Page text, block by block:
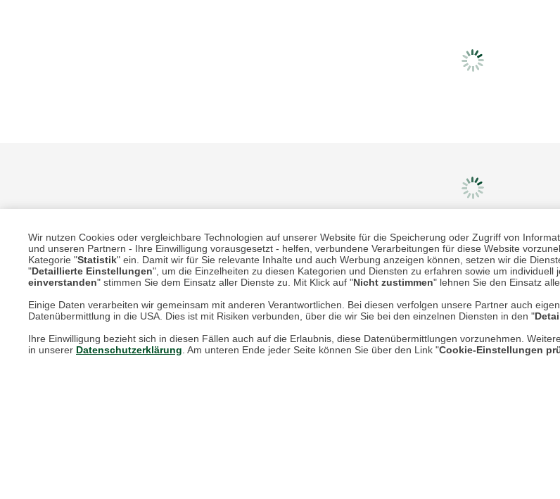
Wir nutzen Cookies oder vergleichbare Technologien auf unserer Website für die Speicherung oder Zugriff von
und unseren Partnern - Ihre Einwilligung vorausgesetzt - helfen, verbundene Verarbeitungen für diese Website
Kategorie "Statistik" ein. Damit wir für Sie relevante Inhalte und auch Werbung anzeigen können, setzen wir die
"Detaillierte Einstellungen", um die Einzelheiten zu diesen Kategorien und Diensten zu erfahren sowie um
einverstanden" stimmen Sie dem Einsatz aller Dienste zu. Mit Klick auf "Nicht zustimmen" lehnen Sie den Einsatz
Einige Daten verarbeiten wir gemeinsam mit anderen Verantwortlichen. Bei diesen verfolgen unsere Partner auch
Datenübermittlung in die USA. Dies ist mit Risiken verbunden, über die wir Sie bei den einzelnen Diensten in den "
Ihre Einwilligung bezieht sich in diesen Fällen auch auf die Erlaubnis, diese Datenübermittlungen vorzunehmen.
in unserer Datenschutzerklärung . Am unteren Ende jeder Seite können Sie über den Link "Cookie-Einstellungen
Unsere Services für Sie
Newsletter-Archiv
Größenberater
Mehr erfahren
AGB
Datenschutz